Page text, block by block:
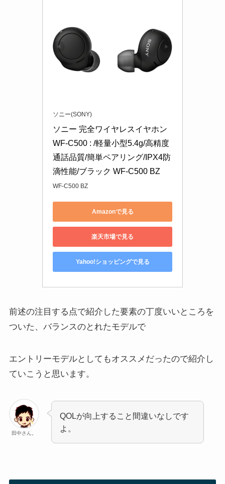
ソニー(SONY)
ソニー 完全ワイヤレスイヤホン
WF-C500 : /軽量小型5.4g/高精度
通話品質/簡単ペアリング/IPX4防
滴性能/ブラック WF-C500 BZ
WF-C500 BZ
Amazonで見る
楽天市場で見る
Yahoo!ショッピングで見る
前述の注目する点で紹介した要素の丁度いいところを
ついた、バランスのとれたモデルで
エントリーモデルとしてもオススメだったので紹介し
ていこうと思います。
田中さん。
QOLが向上すること間違いなしです
よ。